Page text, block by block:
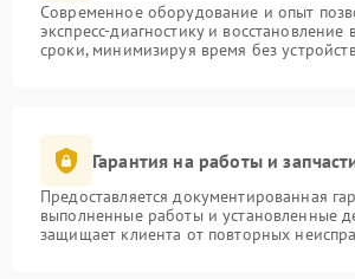
Современное оборудование и опыт
экспресс-диагностику и восстановление
сроки, минимизируя время без
Гарантия на работы и
Предоставляется документированная
выполненные работы и установленные
защищает клиента от повторных